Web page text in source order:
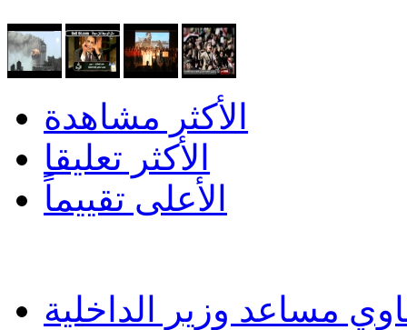
الأكثر مشاهدة
الأكثر تعليقا
الأعلى تقييماً
مساعد وزير الداخلية